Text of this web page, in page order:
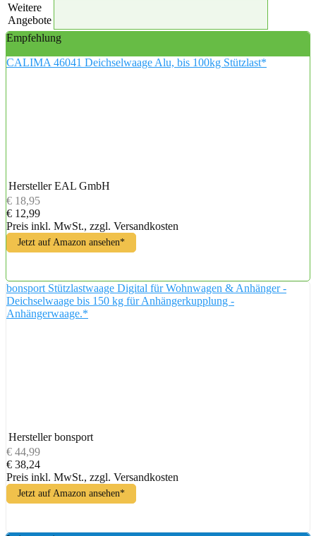
Weitere
Angebote
Empfehlung
CALIMA 46041 Deichselwaage Alu, bis 100kg Stützlast*
Hersteller EAL GmbH
€ 18,95
€ 12,99
Preis inkl. MwSt., zzgl. Versandkosten
Jetzt auf Amazon ansehen*
bonsport Stützlastwaage Digital für Wohnwagen & Anhänger -
Deichselwaage bis 150 kg für Anhängerkupplung -
Anhängerwaage.*
Hersteller bonsport
€ 44,99
€ 38,24
Preis inkl. MwSt., zzgl. Versandkosten
Jetzt auf Amazon ansehen*